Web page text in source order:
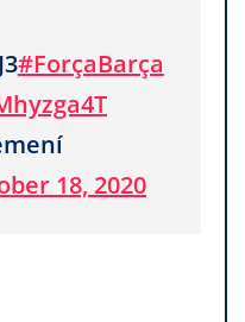
J3#ForçaBarça
18, 2020